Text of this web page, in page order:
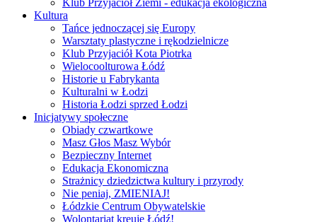
Klub Przyjaciół Ziemi - edukacja ekologiczna
Kultura
Tańce jednoczącej się Europy
Warsztaty plastyczne i rękodzielnicze
Klub Przyjaciół Kota Piotrka
Wielocoolturowa Łódź
Historie u Fabrykanta
Kulturalni w Łodzi
Historia Łodzi sprzed Łodzi
Inicjatywy społeczne
Obiady czwartkowe
Masz Głos Masz Wybór
Bezpieczny Internet
Edukacja Ekonomiczna
Strażnicy dziedzictwa kultury i przyrody
Nie peniaj, ZMIENIAJ!
Łódzkie Centrum Obywatelskie
Wolontariat kreuje Łódź!